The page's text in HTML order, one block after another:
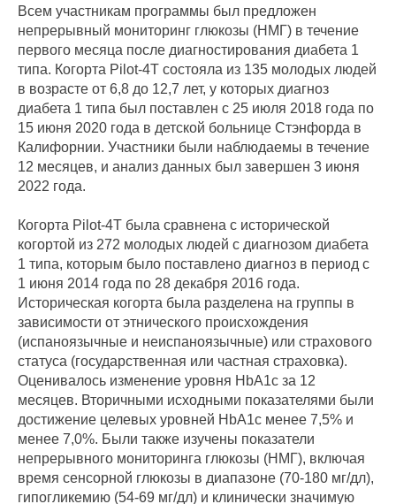
Всем участникам программы был предложен
непрерывный мониторинг глюкозы (НМГ) в течение
первого месяца после диагностирования диабета 1
типа. Когорта Pilot-4T состояла из 135 молодых людей
в возрасте от 6,8 до 12,7 лет, у которых диагноз
диабета 1 типа был поставлен с 25 июля 2018 года по
15 июня 2020 года в детской больнице Стэнфорда в
Калифорнии. Участники были наблюдаемы в течение
12 месяцев, и анализ данных был завершен 3 июня
2022 года.
Когорта Pilot-4T была сравнена с исторической
когортой из 272 молодых людей с диагнозом диабета
1 типа, которым было поставлено диагноз в период с
1 июня 2014 года по 28 декабря 2016 года.
Историческая когорта была разделена на группы в
зависимости от этнического происхождения
(испаноязычные и неиспаноязычные) или страхового
статуса (государственная или частная страховка).
Оценивалось изменение уровня HbA1c за 12
месяцев. Вторичными исходными показателями были
достижение целевых уровней HbA1c менее 7,5% и
менее 7,0%. Были также изучены показатели
непрерывного мониторинга глюкозы (НМГ), включая
время сенсорной глюкозы в диапазоне (70-180 мг/дл),
гипогликемию (54-69 мг/дл) и клинически значимую